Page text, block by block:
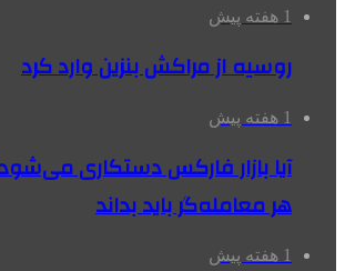
1 هفته پیش
روسیه از مراکش بنزین وارد کرد
1 هفته پیش
آیا بازار فارکس دستکاری
هر معامله‌گر باید بداند
1 هفته پیش